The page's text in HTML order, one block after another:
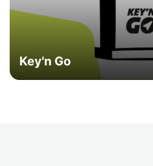
Key'n Go